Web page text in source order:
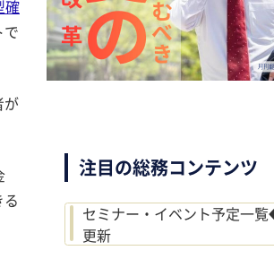
注目の総務コンテンツ
セミナー・イベント予定一
更新
確
が